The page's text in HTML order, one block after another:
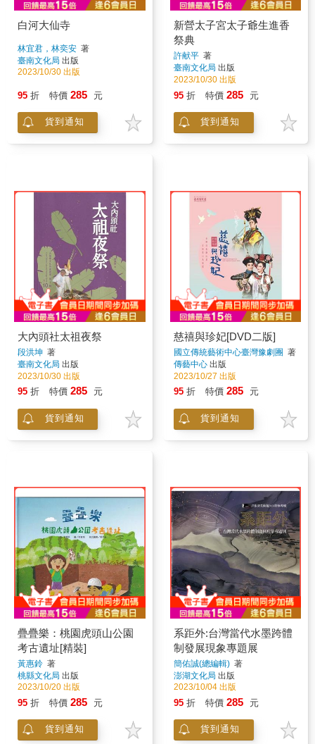
白河大仙寺
林宜君，林奕安 著
臺南文化局 出版
2023/10/30 出版
95 折 特價 285 元
貨到通知
新營太子宮太子爺生進香
祭典
許献平著
臺南文化局 出版
2023/10/30 出版
95 折 特價 285 元
貨到通知
大內頭社太祖夜祭
段洪坤 著
臺南文化局 出版
2023/10/30 出版
95 折 特價 285 元
貨到通知
慈禧與珍妃[DVD二版]
國立傳統藝術中心臺灣豫劇團 著
傳藝中心出版
2023/10/27 出版
95 折 特價 285 元
貨到通知
疊疊樂：桃園虎頭山公園
考古遺址[精裝]
黃惠鈴 著
桃縣文化局 出版
2023/10/20 出版
95 折 特價 285 元
貨到通知
系距外:台灣當代水墨跨體
制發展現象專題展
簡佑誠(總編輯)著
澎湖文化局 出版
2023/10/04 出版
95 折 特價 285 元
貨到通知